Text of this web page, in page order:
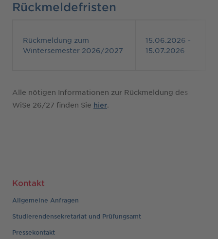
Rückmeldefristen
Rückmeldung zum
Wintersemester 2026/2027
15.06.2026 -
15.07.2026
Alle nötigen Informationen zur Rückmeldung des
WiSe 26/27 finden Sie hier
Kontakt
Allgemeine Anfragen
Studierendensekretariat und Prüfungsamt
Pressekontakt